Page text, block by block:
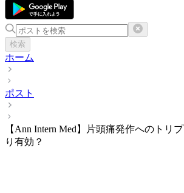
検索
ホーム
ポスト
【Ann Intern Med】片頭痛発作へのトリ
り有効？